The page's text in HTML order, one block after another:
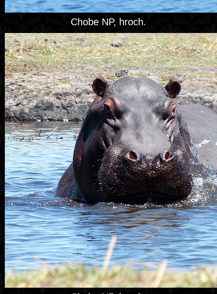
Chobe NP, hroch.